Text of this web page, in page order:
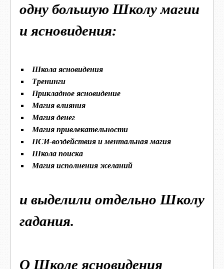
одну большую Школу магии
и ясновидения:
Школа ясновидения
Тренинги
Прикладное ясновидение
Магия влияния
Магия денег
Магия привлекательности
ПСИ-воздействия и ментальная магия
Школа поиска
Магия исполнения желаний
и выделили отдельно Школу
гадания.
О Школе ясновидения